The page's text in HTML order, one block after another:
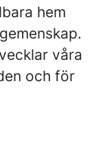
hem
våra
och för